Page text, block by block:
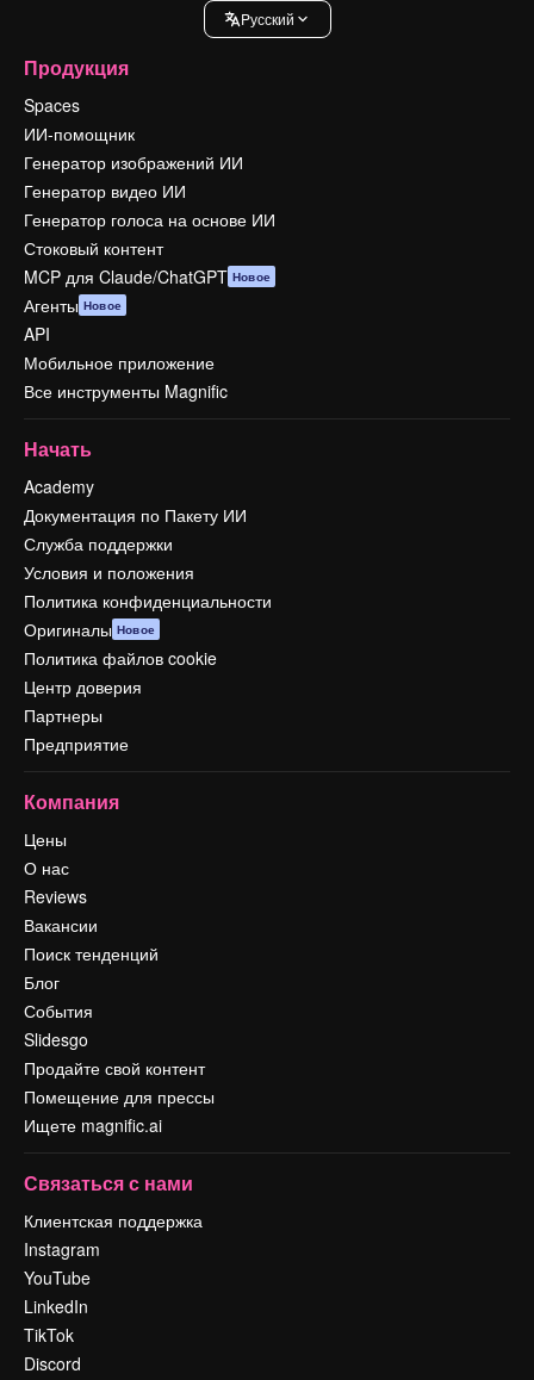
Pусский
Продукция
Spaces
ИИ-помощник
Генератор изображений ИИ
Генератор видео ИИ
Генератор голоса на основе ИИ
Стоковый контент
MCP для Claude/ChatGPT Новое
Агенты Новое
API
Мобильное приложение
Все инструменты Magnific
Начать
Academy
Документация по Пакету ИИ
Служба поддержки
Условия и положения
Политика конфиденциальности
Оригиналы Новое
Политика файлов cookie
Центр доверия
Партнеры
Предприятие
Компания
Цены
О нас
Reviews
Вакансии
Поиск тенденций
Блог
События
Slidesgo
Продайте свой контент
Помещение для прессы
Ищете magnific.ai
Связаться с нами
Клиентская поддержка
Instagram
YouTube
LinkedIn
TikTok
Discord